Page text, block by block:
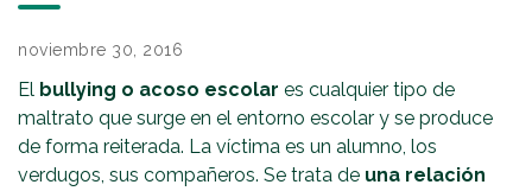
noviembre 30, 2016
El bullying o acoso escolar es cualquier tipo de
maltrato que surge en el entorno escolar y se produce
de forma reiterada. La víctima es un alumno, los
verdugos, sus compañeros. Se trata de una relación